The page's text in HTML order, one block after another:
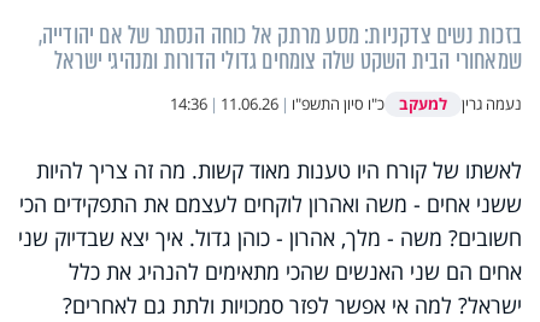
בזכות נשים צדקניות: מסע מרתק אל כוחה הנסתר של אם יהודייה,
שמאחורי הבית השקט שלה צומחים גדולי הדורות ומנהיגי ישראל
נעמה גרין למעקב כ"ו סיון התשפ"ו |
11.06.26
|
14:36
לאשתו של קורח היו טענות מאוד קשות. מה זה צריך להיות
ששני אחים - משה ואהרון לוקחים לעצמם את התפקידים הכי
חשובים? משה - מלך, אהרון - כוהן גדול. איך יצא שבדיוק שני
אחים הם שני האנשים שהכי מתאימים להנהיג את כלל
ישראל? למה אי אפשר לפזר סמכויות ולתת גם לאחרים?